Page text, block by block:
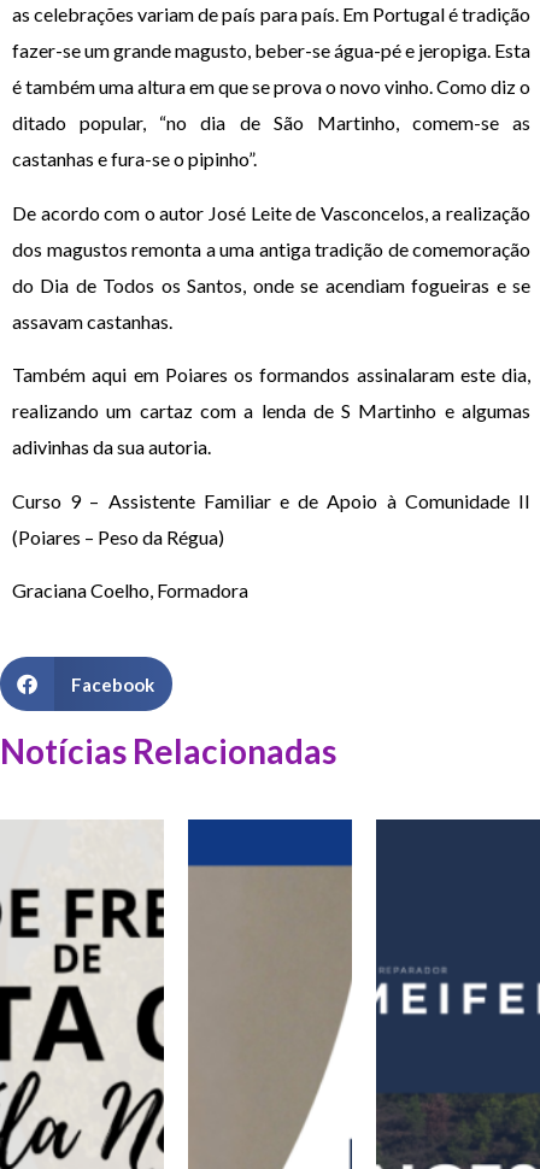
as celebrações variam de país para país. Em Portugal é tradição
fazer-se um grande magusto, beber-se água-pé e jeropiga. Esta
é também uma altura em que se prova o novo vinho. Como diz o
ditado popular, “no dia de São Martinho, comem-se as
castanhas e fura-se o pipinho”.
De acordo com o autor José Leite de Vasconcelos, a realização
dos magustos remonta a uma antiga tradição de comemoração
do Dia de Todos os Santos, onde se acendiam fogueiras e se
assavam castanhas.
Também aqui em Poiares os formandos assinalaram este dia,
realizando um cartaz com a lenda de S Martinho e algumas
adivinhas da sua autoria.
Curso 9 – Assistente Familiar e de Apoio à Comunidade II
(Poiares – Peso da Régua)
Graciana Coelho, Formadora
Facebook
Notícias Relacionadas